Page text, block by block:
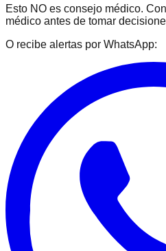
Esto NO es consejo médico.
médico antes de tomar
O recibe alertas por WhatsApp: